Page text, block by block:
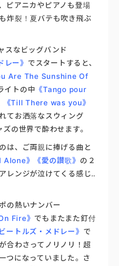
ピアニカやピアノも登場
炸裂！夏バテも吹き飛ぶ
スなビッグバンド
ー》 でスタートすると、
Are The Sunshine Of
イトの中 《Tango pour
《Till There was you》
てお洒落なスウィング
の世界で酔わせます。
は、ご両親に捧げる曲と
Alone》《愛の讃歌》 の２
レンジが泣けてくる感じ‥
の熱いナンバー
Fire》 でもまたまた釘付
ビートルズ・メドレー》 で
合わさってノリノリ！超
つになっていました。さ